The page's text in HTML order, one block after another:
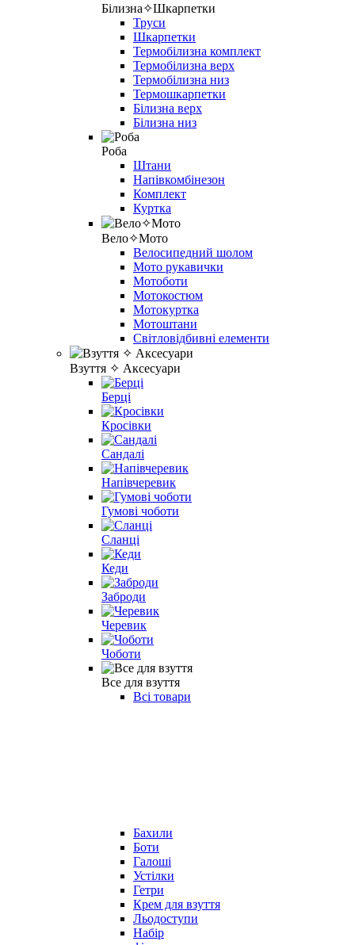
Білизна✧Шкарпетки
Труси
Шкарпетки
Термобілизна комплект
Термобілизна верх
Термобілизна низ
Термошкарпетки
Білизна верх
Білизна низ
Роба
Штани
Напівкомбінезон
Комплект
Куртка
Вело✧Мото
Велосипедний шолом
Мото рукавички
Мотоботи
Мотокостюм
Мотокуртка
Мотоштани
Світловідбивні елементи
Взуття ✧ Аксесуари
Берці
Кросівки
Сандалі
Напівчеревик
Гумові чоботи
Сланці
Кеди
Заброди
Черевик
Чоботи
Все для взуття
Всі товари
Бахили
Боти
Галоші
Устілки
Гетри
Крем для взуття
Льодоступи
Набір